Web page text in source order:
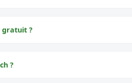
gratuit ?
?